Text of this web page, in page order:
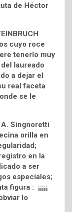
de Héctor
cuyo roce
tenerlo muy
laureado
a dejar el
real faceta
se le
Singnoretti
orilla en
en la
a ser
especiales;
: ¡¡¡¡¡
lo